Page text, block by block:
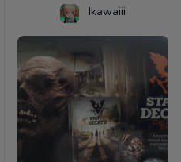
Ikawaiii